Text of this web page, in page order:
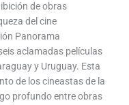
de obras
del cine
Panorama
aclamadas películas
y Uruguay. Esta
de los cineastas de la
profundo entre obras